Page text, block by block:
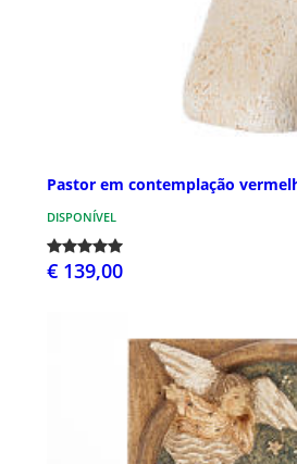
Pastor em contemplação
DISPONÍVEL
€ 139,00